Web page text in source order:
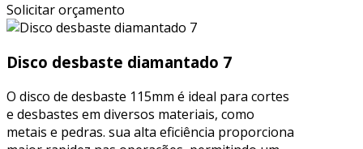
Solicitar orçamento
Disco desbaste diamantado 7
O disco de desbaste 115mm é ideal para cortes
e desbastes em diversos materiais, como
metais e pedras. sua alta eficiência proporciona